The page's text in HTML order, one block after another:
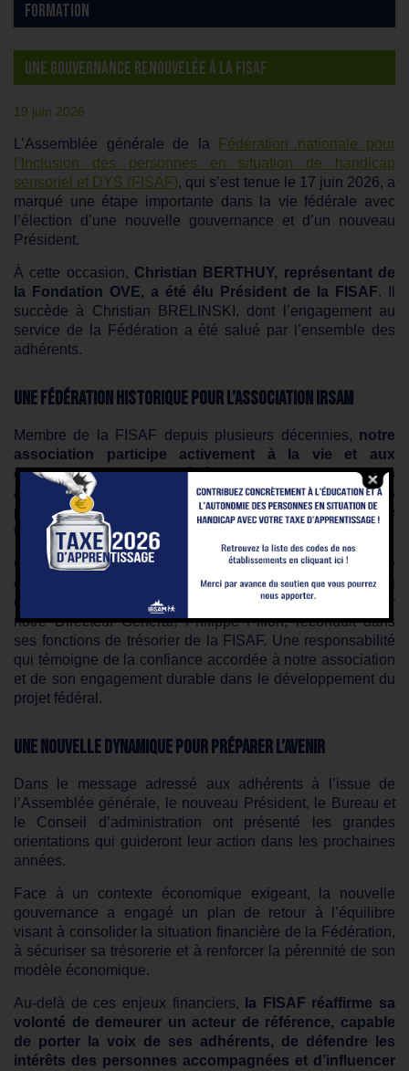
FORMATION
UNE GOUVERNANCE RENOUVELÉE À LA FISAF
19 juin 2026
L’Assemblée générale de la
Fédération nationale pour
l’Inclusion des personnes en situation de handicap
sensoriel et DYS (FISAF), qui s’est tenue le 17 juin 2026, a
marqué une étape importante dans la vie fédérale avec
l’élection d’une nouvelle gouvernance et d’un nouveau
Président.
À cette occasion, Christian BERTHUY, représentant de
la Fondation OVE, a été élu Président de la FISAF. Il
succède à Christian BRELINSKI, dont l’engagement au
service de la Fédération a été salué par l’ensemble des
adhérents.
Une fédération historique pour l’Association IRSAM
Membre de la FISAF depuis plusieurs décennies, notre
association participe activement à la vie et aux
orientations de cette fédération qui rassemble les
acteurs engagés dans l’accompagnement des
personnes en situation de handicap sensoriel, de
troubles du langage et des apprentissages
Cette implication se traduit notamment par une présence
continue au sein des instances dirigeantes. Aujourd’hui
encore, IRSAM est représentée au Bureau fédéral par
notre Directeur Général, Philippe Pillon, reconduit dans
ses fonctions de trésorier de la FISAF. Une responsabilité
qui témoigne de la confiance accordée à notre association
et de son engagement durable dans le développement du
projet fédéral.
Une nouvelle dynamique pour préparer l’avenir
Dans le message adressé aux adhérents à l’issue de
l’Assemblée générale, le nouveau Président, le Bureau et
le Conseil d’administration ont présenté les grandes
orientations qui guideront leur action dans les prochaines
années.
Face à un contexte économique exigeant, la nouvelle
gouvernance a engagé un plan de retour à l’équilibre
visant à consolider la situation financière de la Fédération,
à sécuriser sa trésorerie et à renforcer la pérennité de son
modèle économique.
Au-delà de ces enjeux financiers,
la FISAF réaffirme sa
volonté de demeurer un acteur de référence, capable
de porter la voix de ses adhérents, de défendre les
intérêts des personnes accompagnées et d’influencer